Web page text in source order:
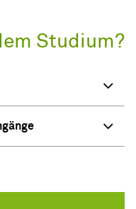
Studium?